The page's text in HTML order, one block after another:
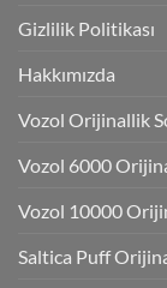
Gizlilik Politikası
Hakkımızda
Vozol Orijinallik
Vozol 6000
Vozol 10000
Saltica Puff